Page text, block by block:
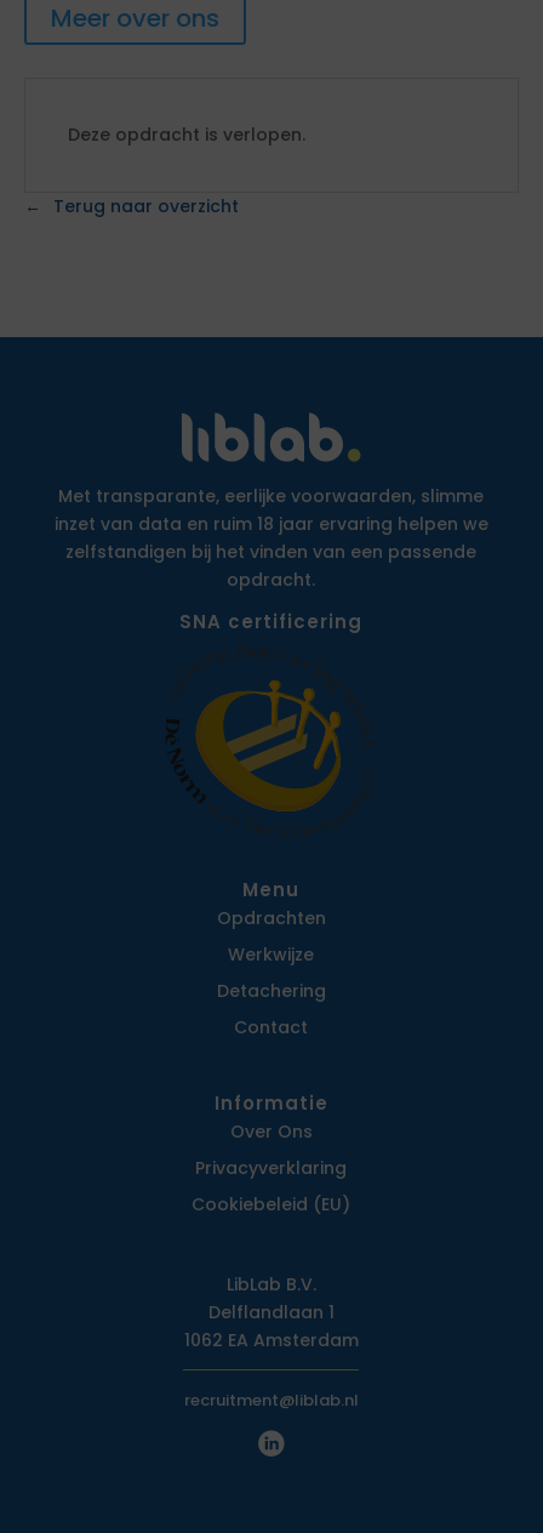
Meer over ons
Deze opdracht is verlopen.
Terug naar overzicht
Met transparante, eerlijke voorwaarden, slimme
inzet van data en ruim 18 jaar ervaring helpen we
zelfstandigen bij het vinden van een passende
opdracht.
SNA certificering
Menu
Opdrachten
Werkwijze
Detachering
Contact
Informatie
Over Ons
Privacy­verklaring
Cookiebeleid (EU)
LibLab B.V.
Delflandlaan 1
1062 EA Amsterdam
recruitment@liblab.nl